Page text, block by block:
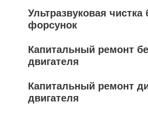
Ультразвуковая
форсунок
Капитальный ремонт
двигателя
Капитальный ремонт
двигателя